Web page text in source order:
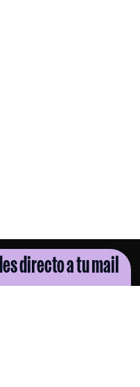
directo a tu mail